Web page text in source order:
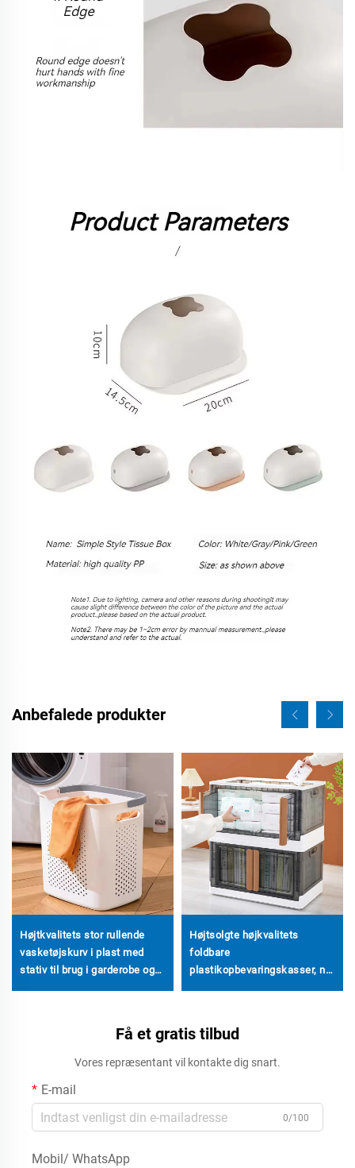
Anbefalede produkter
Højtkvalitets stor rullende
vasketøjskurv i plast med
stativ til brug i garderobe og
Højtsolgte højkvalitets
foldbare
plastikopbevaringskasser, ny
opbevaringskasse
Få et gratis tilbud
Vores repræsentant vil kontakte dig snart.
E-mail
0/100
Mobil/ WhatsApp